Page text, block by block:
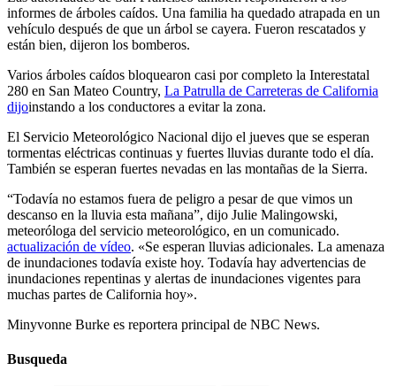
informes de árboles caídos. Una familia ha quedado atrapada en un
vehículo después de que un árbol se cayera. Fueron rescatados y
están bien, dijeron los bomberos.
Varios árboles caídos bloquearon casi por completo la Interestatal
280 en San Mateo Country, La Patrulla de Carreteras de California
dijoinstando a los conductores a evitar la zona.
El Servicio Meteorológico Nacional dijo el jueves que se esperan
tormentas eléctricas continuas y fuertes lluvias durante todo el día.
También se esperan fuertes nevadas en las montañas de la Sierra.
“Todavía no estamos fuera de peligro a pesar de que vimos un
descanso en la lluvia esta mañana”, dijo Julie Malingowski,
meteoróloga del servicio meteorológico, en un comunicado.
actualización de vídeo. «Se esperan lluvias adicionales. La amenaza
de inundaciones todavía existe hoy. Todavía hay advertencias de
inundaciones repentinas y alertas de inundaciones vigentes para
muchas partes de California hoy».
Minyvonne Burke es reportera principal de NBC News.
Busqueda